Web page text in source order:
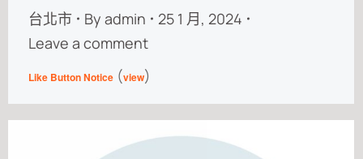
台北市 By admin
25 1 月, 2024
Leave a comment
Like Button Notice (view)